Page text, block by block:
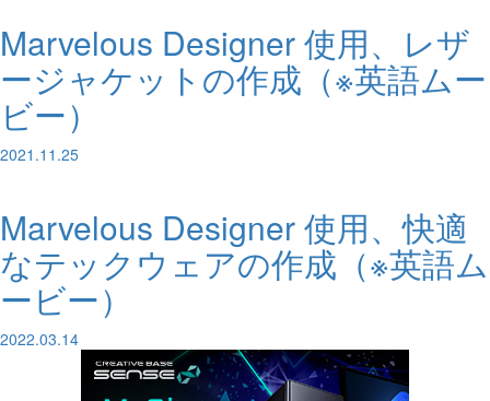
Marvelous Designer 使用、レザ
ージャケットの作成（※英語ムー
ビー）
2021.11.25
Marvelous Designer 使用、快適
なテックウェアの作成（※英語ム
ービー）
2022.03.14